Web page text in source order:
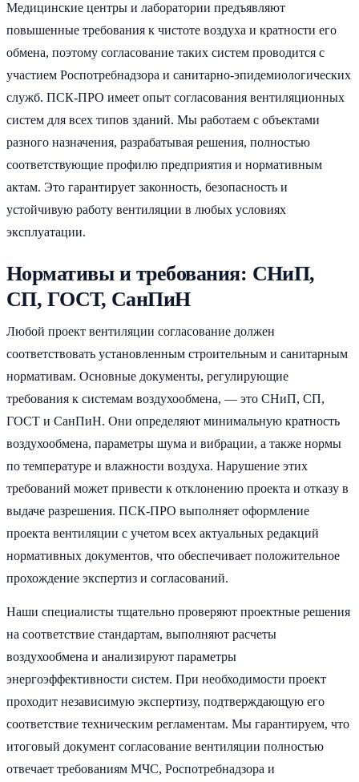
Медицинские центры и лаборатории предъявляют
повышенные требования к чистоте воздуха и кратности его
обмена, поэтому согласование таких систем проводится с
участием Роспотребнадзора и санитарно-эпидемиологических
служб. ПСК-ПРО имеет опыт согласования вентиляционных
систем для всех типов зданий. Мы работаем с объектами
разного назначения, разрабатывая решения, полностью
соответствующие профилю предприятия и нормативным
актам. Это гарантирует законность, безопасность и
устойчивую работу вентиляции в любых условиях
эксплуатации.
Нормативы и требования: СНиП,
СП, ГОСТ, СанПиН
Любой проект вентиляции согласование должен
соответствовать установленным строительным и санитарным
нормативам. Основные документы, регулирующие
требования к системам воздухообмена, — это СНиП, СП,
ГОСТ и СанПиН. Они определяют минимальную кратность
воздухообмена, параметры шума и вибрации, а также нормы
по температуре и влажности воздуха. Нарушение этих
требований может привести к отклонению проекта и отказу в
выдаче разрешения. ПСК-ПРО выполняет оформление
проекта вентиляции с учетом всех актуальных редакций
нормативных документов, что обеспечивает положительное
прохождение экспертиз и согласований.
Наши специалисты тщательно проверяют проектные решения
на соответствие стандартам, выполняют расчеты
воздухообмена и анализируют параметры
энергоэффективности систем. При необходимости проект
проходит независимую экспертизу, подтверждающую его
соответствие техническим регламентам. Мы гарантируем, что
итоговый документ согласование вентиляции полностью
отвечает требованиям МЧС, Роспотребнадзора и